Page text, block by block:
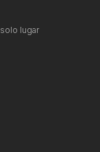
lugar